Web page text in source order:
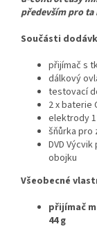
především pro ta
Součásti
přijímač s
dálkový
testovací
2 x baterie
elektrody
šňůrka pro
DVD
obojku
Všeobecné
přijímač
44 g